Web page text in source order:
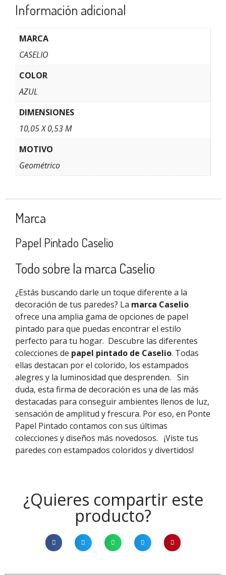
Información adicional
MARCA
CASELIO
COLOR
AZUL
DIMENSIONES
10,05 X 0,53 M
MOTIVO
Geométrico
Marca
Papel Pintado Caselio
Todo sobre la marca Caselio
¿Estás buscando darle un toque diferente a la
decoración de tus paredes? La marca Caselio
ofrece una amplia gama de opciones de papel
pintado para que puedas encontrar el estilo
perfecto para tu hogar. Descubre las diferentes
colecciones de papel pintado de Caselio. Todas
ellas destacan por el colorido, los estampados
alegres y la luminosidad que desprenden. Sin
duda, esta firma de decoración es una de las más
destacadas para conseguir ambientes llenos de luz,
sensación de amplitud y frescura. Por eso, en Ponte
Papel Pintado contamos con sus últimas
colecciones y diseños más novedosos. ¡Viste tus
paredes con estampados coloridos y divertidos!
¿Quieres compartir este
producto?